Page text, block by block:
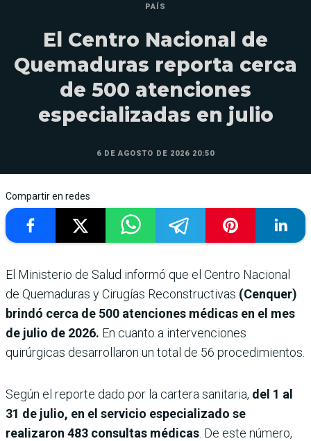
PAÍS
El Centro Nacional de
Quemaduras reporta cerca
de 500 atenciones
especializadas en julio
6 DE AGOSTO DE 2026 20:50
Compartir en redes
El Ministerio de Salud informó que el Centro Nacional
de Quemaduras y Cirugías Reconstructivas (Cenquer)
brindó cerca de 500 atenciones médicas en el mes
de julio de 2026. En cuanto a intervenciones
quirúrgicas desarrollaron un total de 56 procedimientos.
Según el reporte dado por la cartera sanitaria, del 1 al
31 de julio, en el servicio especializado se
realizaron 483 consultas médicas . De este número,